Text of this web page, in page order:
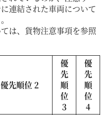
連結された車両について
は、貨物注意事項を参照
優先順位 2
優
先
順
位
3
優
先
順
位
4